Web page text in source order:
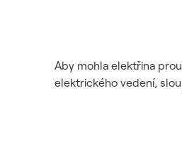
Aby mohla elektřina
elektrického vedení,